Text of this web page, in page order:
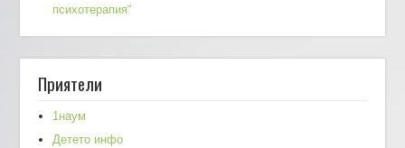
психотерапия“
Приятели
1наум
Детето инфо